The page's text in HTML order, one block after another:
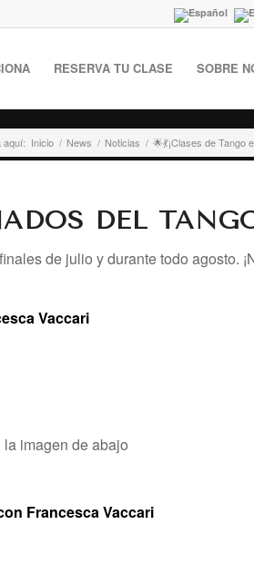
RESERVA TU CLASE SOBRE
aquí: Inicio / News / Noticias / 🌟💃¡Clases de Tango
DEL
de julio y durante todo agosto.
Vaccari
imagen de abajo
Francesca Vaccari